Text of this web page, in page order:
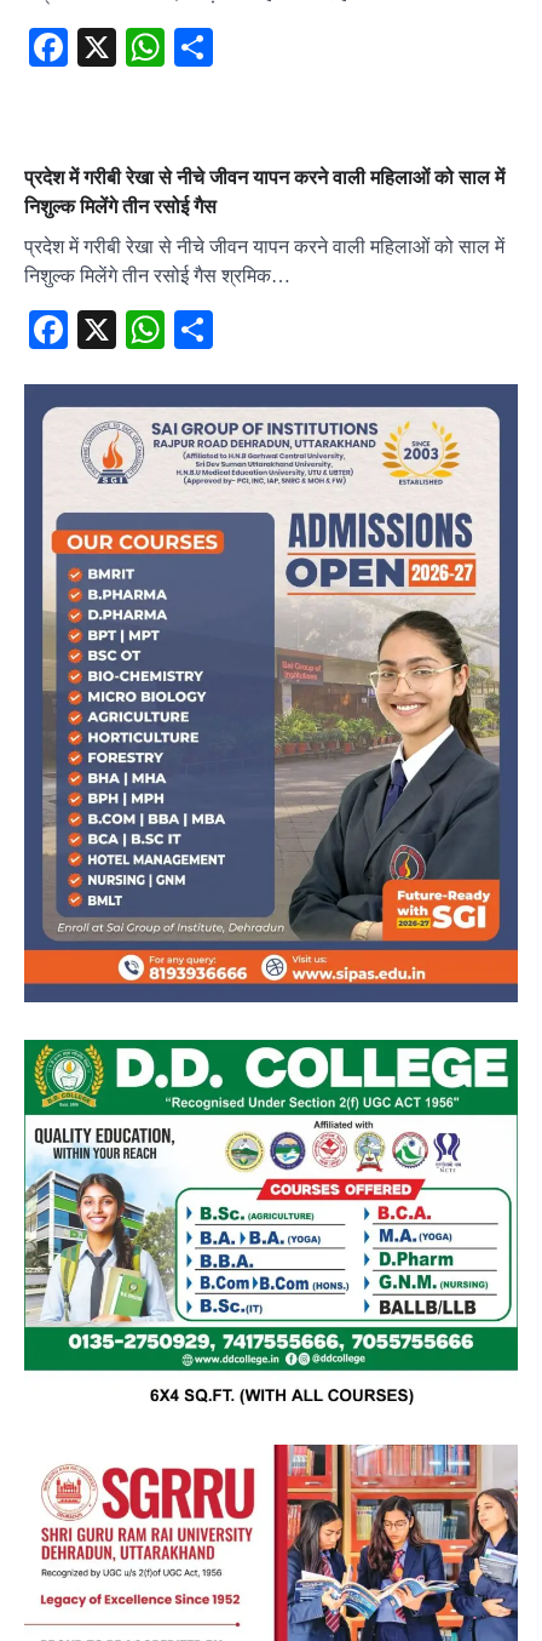
Facebook
X WhatsApp
प्रदेश में गरीबी रेखा से नीचे जीवन यापन करने वाली महिलाओं को साल में
निशुल्क मिलेंगे तीन रसोई गैस
प्रदेश में गरीबी रेखा से नीचे जीवन यापन करने वाली महिलाओं को साल में
निशुल्क मिलेंगे तीन रसोई गैस श्रमिक…
Facebook
X WhatsApp